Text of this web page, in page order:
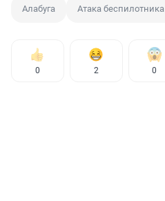
Алабуга Атака беспилотника
0 2 0